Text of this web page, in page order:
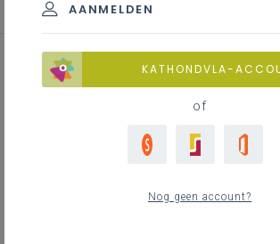
Impulsdag: kleine
bewegingen van
AANMELDEN
KATHONDVLA-
of
Nog geen account?